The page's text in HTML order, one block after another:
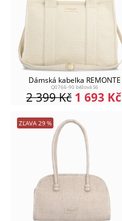
Dámská kabelka REMONTE
Q0766-90 béžová S6
1 693 Kč
2 399Kč
ZĽAVA 29%